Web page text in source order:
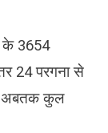
के 3654
24 परगना से
अबतक कुल